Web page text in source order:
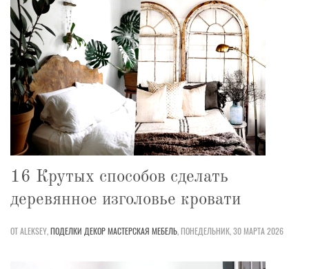
16 Крутых способов сделать
деревянное изголовье кровати
ОТ ALEKSEY,ПОДЕЛКИ ДЕКОРМАСТЕРСКАЯ МЕБЕЛЬ,ПОНЕДЕЛЬНИК, 30 МАРТА 2026